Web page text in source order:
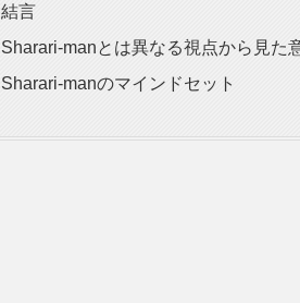
結言
Sharari-manとは異なる視点から見た
Sharari-manのマインドセット